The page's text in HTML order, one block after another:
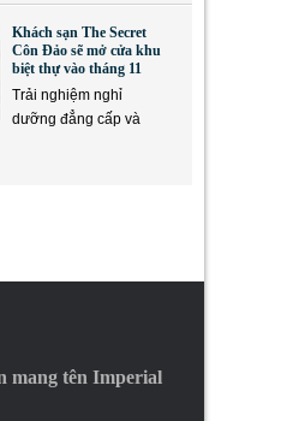
Khách sạn The Secret
Côn Đảo sẽ mở cửa khu
biệt thự vào tháng 11
Trải nghiệm nghỉ
dưỡng đẳng cấp và
mang tên Imperial